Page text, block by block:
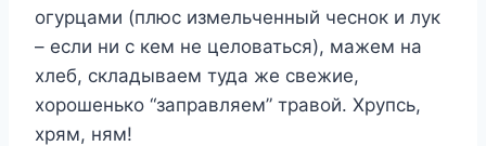
огурцами (плюс измельченный чеснок и лук
– если ни с кем не целоваться), мажем на
хлеб, складываем туда же свежие,
хорошенько “заправляем” травой. Хрупсь,
хрям, ням!